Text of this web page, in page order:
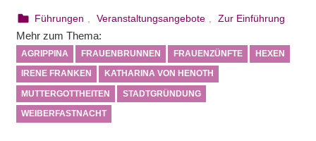
5. August 2023
webmam
Führungen , Veranstaltungsangebote , Zur Einführung
Mehr zum Thema:
AGRIPPINA FRAUENBRUNNEN FRAUENZÜNFTE HEXEN
IRENE FRANKEN KATHARINA VON HENOTH
MUTTERGOTTHEITEN STADTGRÜNDUNG
WEIBERFASTNACHT